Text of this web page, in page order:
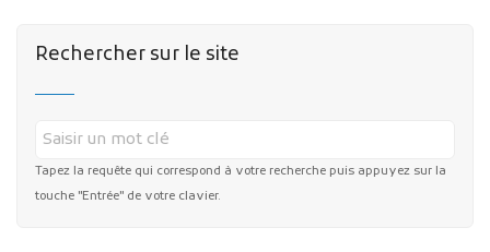
Rechercher sur le site
Tapez la requête qui correspond à votre recherche puis appuyez sur la
touche "Entrée" de votre clavier.